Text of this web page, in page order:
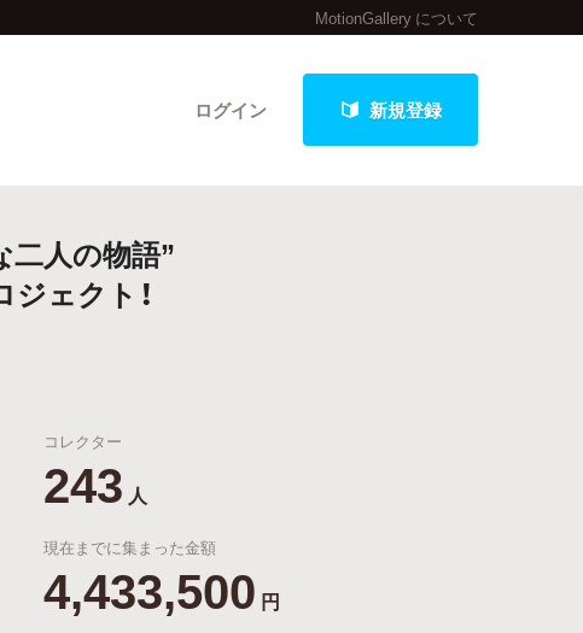
MotionGallery について
ログイン 新規登録
ジェクト
二人の物語”
ェクト！
コレクター
243 人
現在までに集まった金額
4,433,500 円